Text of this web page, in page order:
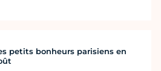
petits bonheurs parisiens en